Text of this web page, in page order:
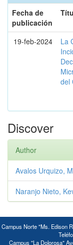
Fecha de
publicación
19-feb-2024
La
del
Discover
Author
Avalos Urquizo,
Naranjo Nieto,
Campus Norte "Ms. Edison
Campus "La Dolorosa"